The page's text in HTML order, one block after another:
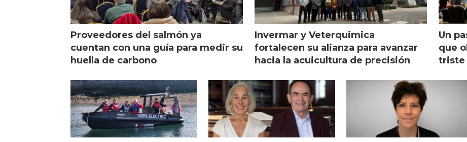
Proveedores del salmón ya
cuentan con una guía para medir su
huella de carbono
Invermar y Veterquimica
fortalecen su alianza para avanzar
hacia la acuicultura de precisión
Un
que
triste